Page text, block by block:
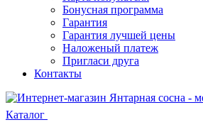
Бонусная программа
Гарантия
Гарантия лучшей цены
Наложеный платеж
Пригласи друга
Контакты
Каталог